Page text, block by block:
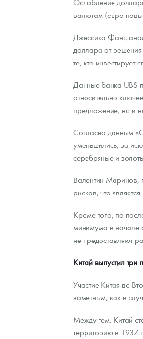
Ювелирные изделия
Русская нумизматика
Золотая карманная
Монеты и жетоны из
Положение по
Ослабление
валютам (евро
Джессика Фанг,
доллара от
те, кто инвестирует
Данные банка UBS
относительно
предложение, но и
Согласно данным
уменьшились, за
серебряные и
Валентин Маринов,
рисков, что
Кроме того, по
минимума в начале
не предоставляют
Китай выпустил три
Участие Китая во
заметным, как в
Между тем, Китай
территорию в 1937